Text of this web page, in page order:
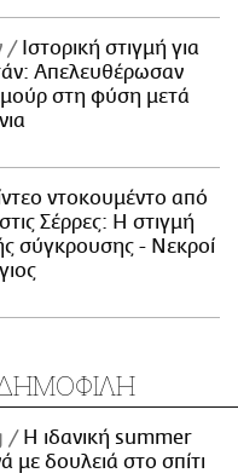
Ιστορική στιγμή για
Απελευθέρωσαν
στη φύση μετά
ντοκουμέντο από
Σέρρες: Η στιγμή
σύγκρουσης - Νεκροί
Η ιδανική summer
με δουλειά στο σπίτι